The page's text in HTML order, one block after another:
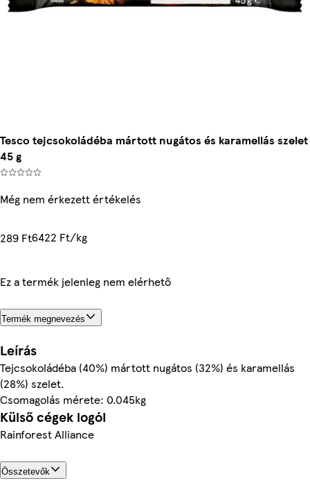
Tesco tejcsokoládéba mártott nugátos és karamellás szelet
45 g
Még nem érkezett értékelés
289 Ft6422 Ft/kg
Ez a termék jelenleg nem elérhető
Termék megnevezés
Leírás
Tejcsokoládéba (40%) mártott nugátos (32%) és karamellás
(28%) szelet.
Csomagolás mérete: 0.045kg
Külső cégek logói
Rainforest Alliance
Összetevők